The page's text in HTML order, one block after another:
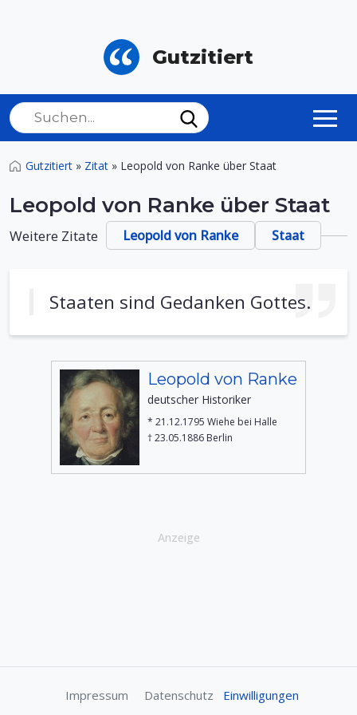
Gutzitiert
Gutzitiert » Zitat » Leopold von Ranke über Staat
Leopold von Ranke über Staat
Weitere Zitate Leopold von Ranke Staat
Staaten sind Gedanken Gottes.
Leopold von Ranke
deutscher Historiker
* 21.12.1795 Wiehe bei Halle
† 23.05.1886 Berlin
Anzeige
Impressum Datenschutz Einwilligungen